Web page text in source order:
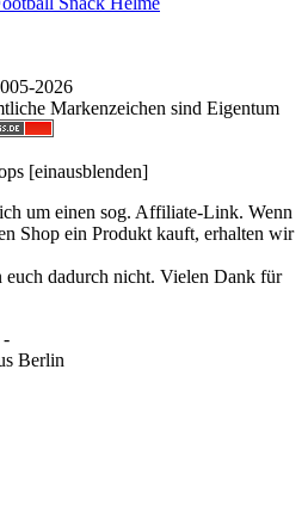
2026
Markenzeichen sind Eigentum
[einausblenden]
um einen sog. Affiliate-Link. Wenn
Shop ein Produkt kauft, erhalten wir
euch dadurch nicht. Vielen Dank für
-
Berlin